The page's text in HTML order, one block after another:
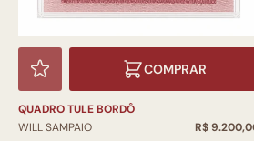
COMPRAR
QUADRO TULE BORDÔ
WILL SAMPAIO
R$